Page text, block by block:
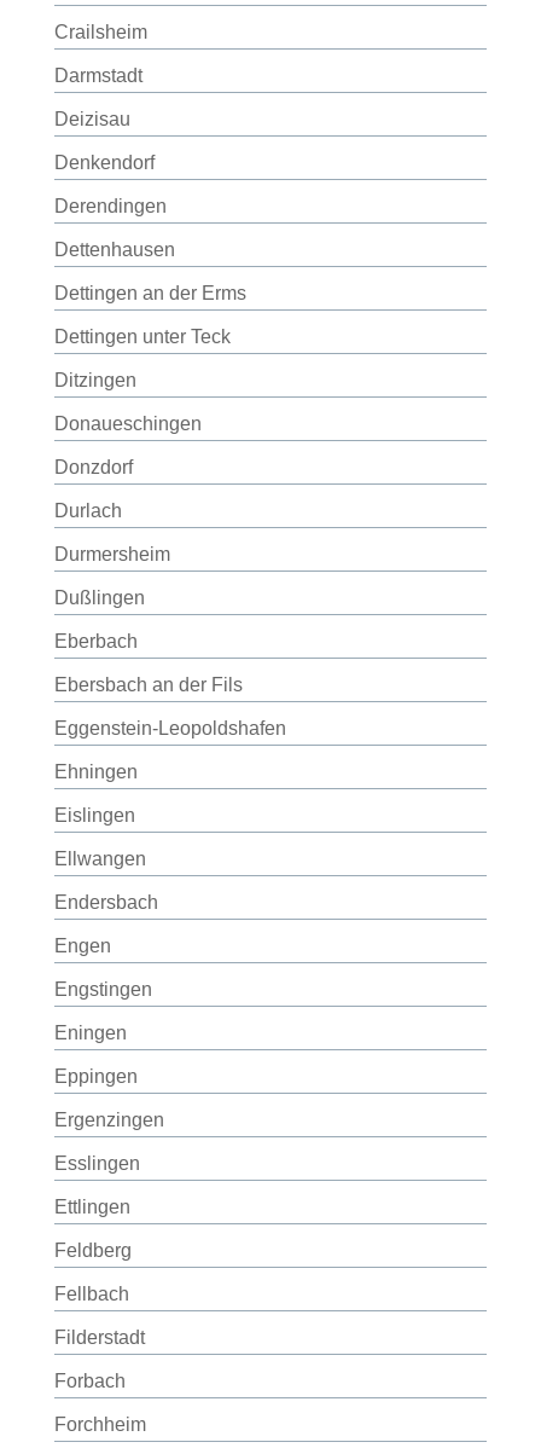
Crailsheim
Darmstadt
Deizisau
Denkendorf
Derendingen
Dettenhausen
Dettingen an der Erms
Dettingen unter Teck
Ditzingen
Donaueschingen
Donzdorf
Durlach
Durmersheim
Dußlingen
Eberbach
Ebersbach an der Fils
Eggenstein-Leopoldshafen
Ehningen
Eislingen
Ellwangen
Endersbach
Engen
Engstingen
Eningen
Eppingen
Ergenzingen
Esslingen
Ettlingen
Feldberg
Fellbach
Filderstadt
Forbach
Forchheim